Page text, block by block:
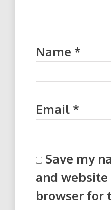
Name *
Email *
Save my
and
browser for